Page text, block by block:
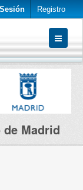
Registro
Madrid